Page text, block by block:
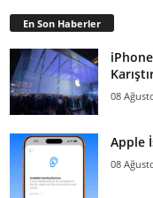
En Son Haberler
08
Apple
08